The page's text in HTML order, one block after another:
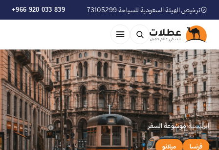
ترخيص الهيئة السعودية للسياحة 73105299 +966 920 033 839
الرئيسية›موسوعة السفر
فرنسا ميلانو